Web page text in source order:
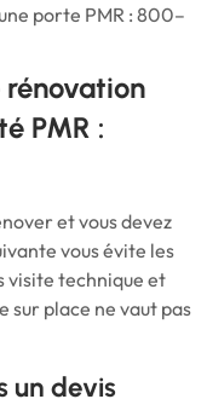
porte PMR : 800–
rénovation
PMR :
et vous devez
vous évite les
visite technique et
sur place ne vaut pas
un devis